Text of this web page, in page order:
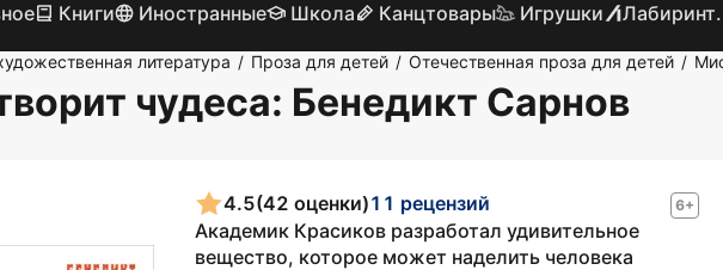
Книги Иностранные Школа Канцтовары Игрушки
литература / Проза для детей / Отечественная проза для детей /
чудеса: Бенедикт Сарнов
6+
4.5(42 оценки)11 рецензий
Академик Красиков разработал удивительное
вещество, которое может наделить человека